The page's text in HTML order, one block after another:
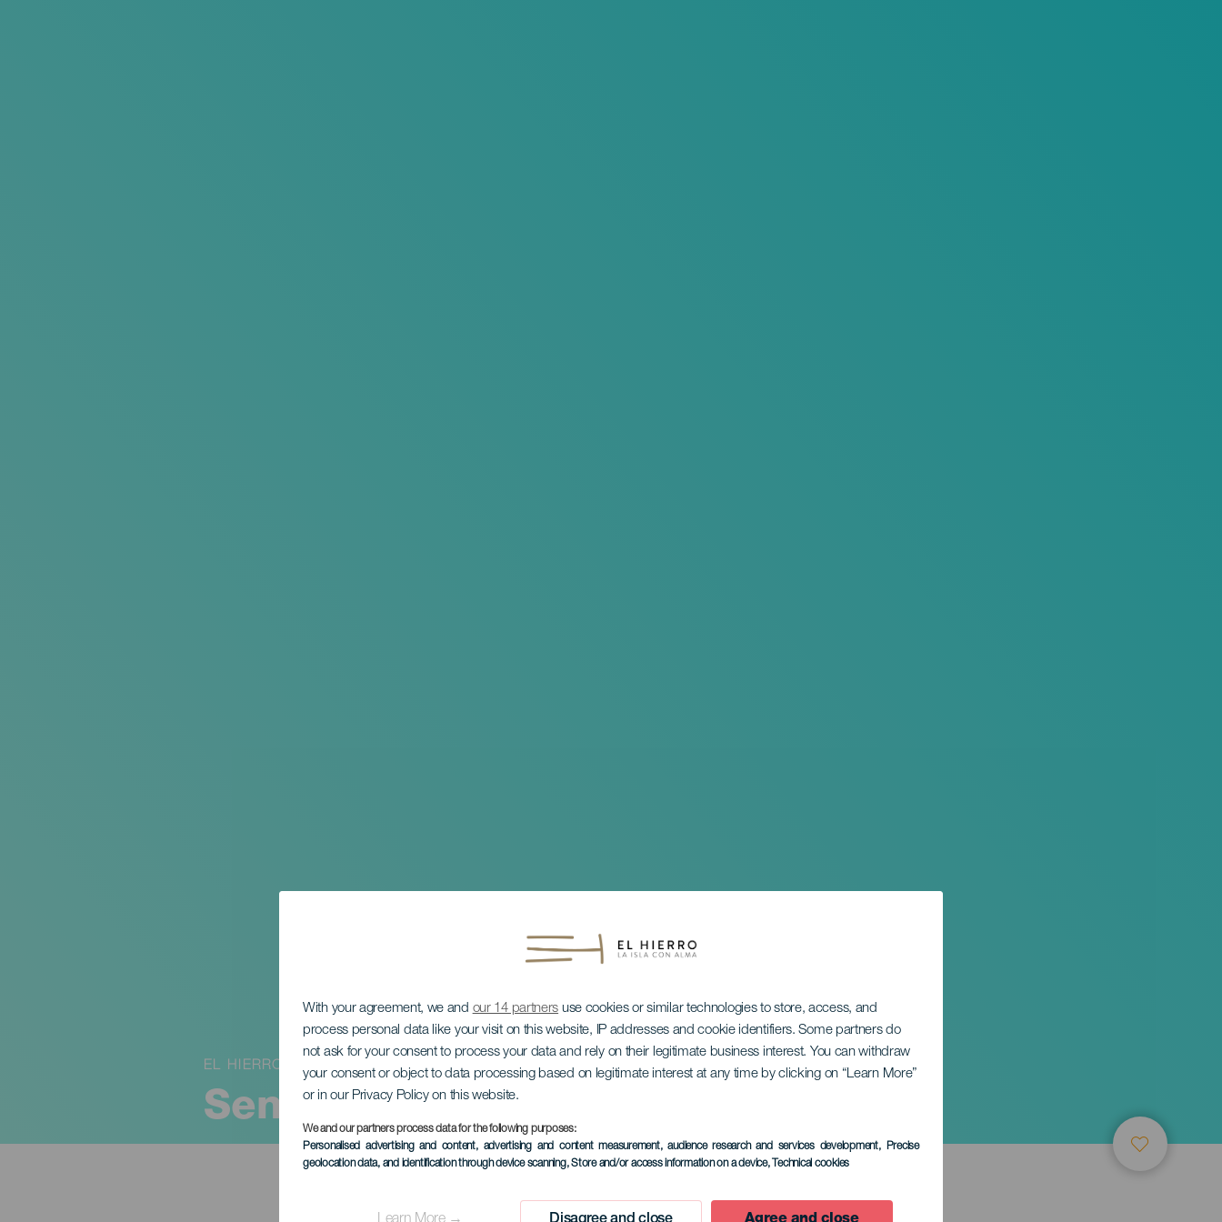
With your agreement, we and our 14 partners use cookies or similar technologies to store, access, and
process personal data like your visit on this website, IP addresses and cookie identifiers. Some partners do
not ask for your consent to process your data and rely on their legitimate business interest. You can withdraw
your consent or object to data processing based on legitimate interest at any time by clicking on “Learn More”
or in our Privacy Policy on this website.
We and our partners process data for the following purposes:
Personalised advertising and content, advertising and content measurement, audience research and services development, Precise
geolocation data, and identification through device scanning, Store and/or access information on a device, Technical cookies
Senioreiden päivä
EL HIERRO